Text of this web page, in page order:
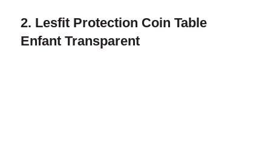
2. Lesfit Protection Coin Table
Enfant Transparent